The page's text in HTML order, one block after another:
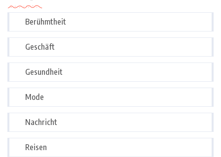
Berühmtheit
Geschäft
Gesundheit
Mode
Nachricht
Reisen